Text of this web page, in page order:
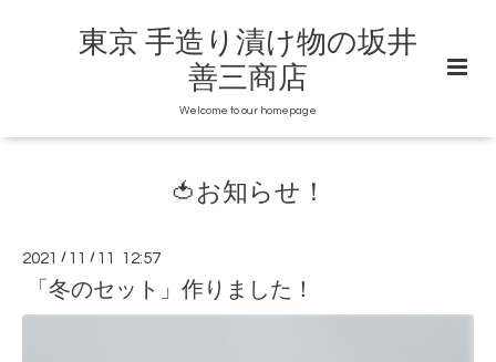
東京 手造り漬け物の坂井
善三商店
Welcome to our homepage
🍅お知らせ！
2021 / 11 / 11 12:57
「冬のセット」作りました！